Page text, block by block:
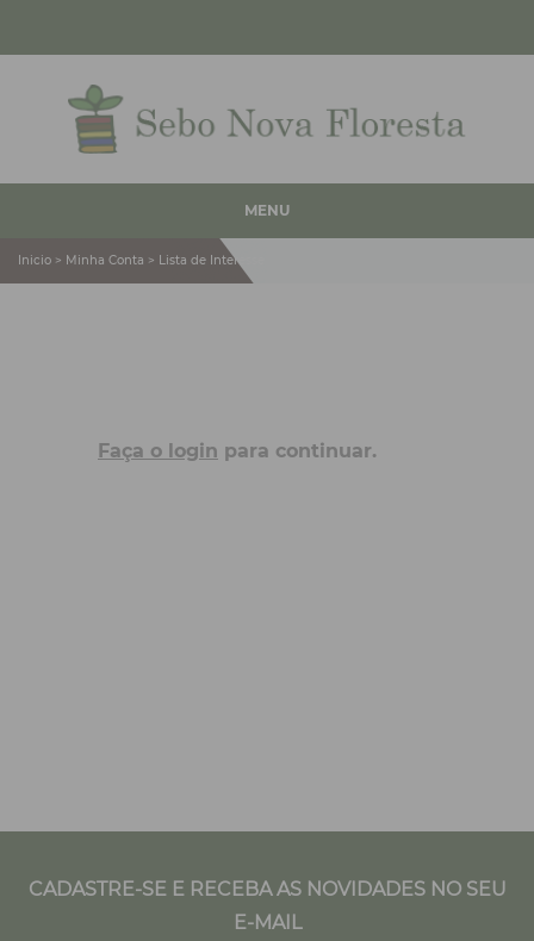
MENU
Inicio > Minha Conta > Lista de Interesse
Faça o login para continuar.
CADASTRE-SE E RECEBA AS NOVIDADES NO SEU
E-MAIL